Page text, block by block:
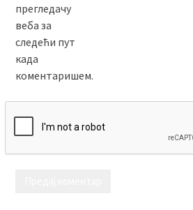
прегледачу
веба за
следећи пут
када
коментаришем.